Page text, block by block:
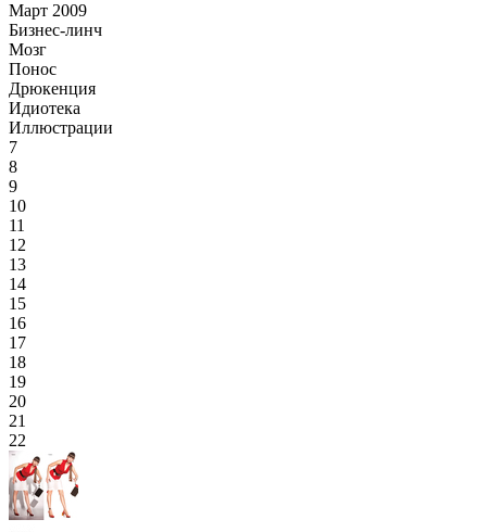
Март 2009
Бизнес-линч
Мозг
Понос
Дрюкенция
Идиотека
Иллюстрации
7
8
9
10
11
12
13
14
15
16
17
18
19
20
21
22